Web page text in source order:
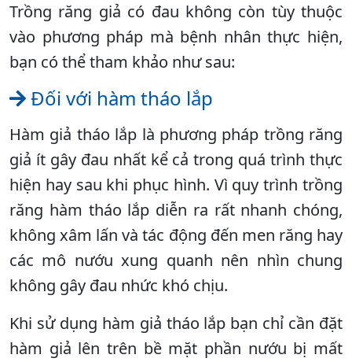
Trồng răng giả có đau không còn tùy thuộc
vào phương pháp mà bệnh nhân thực hiện,
bạn có thể tham khảo như sau:
Đối với hàm tháo lắp
Hàm giả tháo lắp là phương pháp trồng răng
giả ít gây đau nhất kể cả trong quá trình thực
hiện hay sau khi phục hình. Vì quy trình trồng
răng hàm tháo lắp diễn ra rất nhanh chóng,
không xâm lấn và tác động đến men răng hay
các mô nướu xung quanh nên nhìn chung
không gây đau nhức khó chịu.
Khi sử dụng hàm giả tháo lắp bạn chỉ cần đặt
hàm giả lên trên bề mặt phần nướu bị mất